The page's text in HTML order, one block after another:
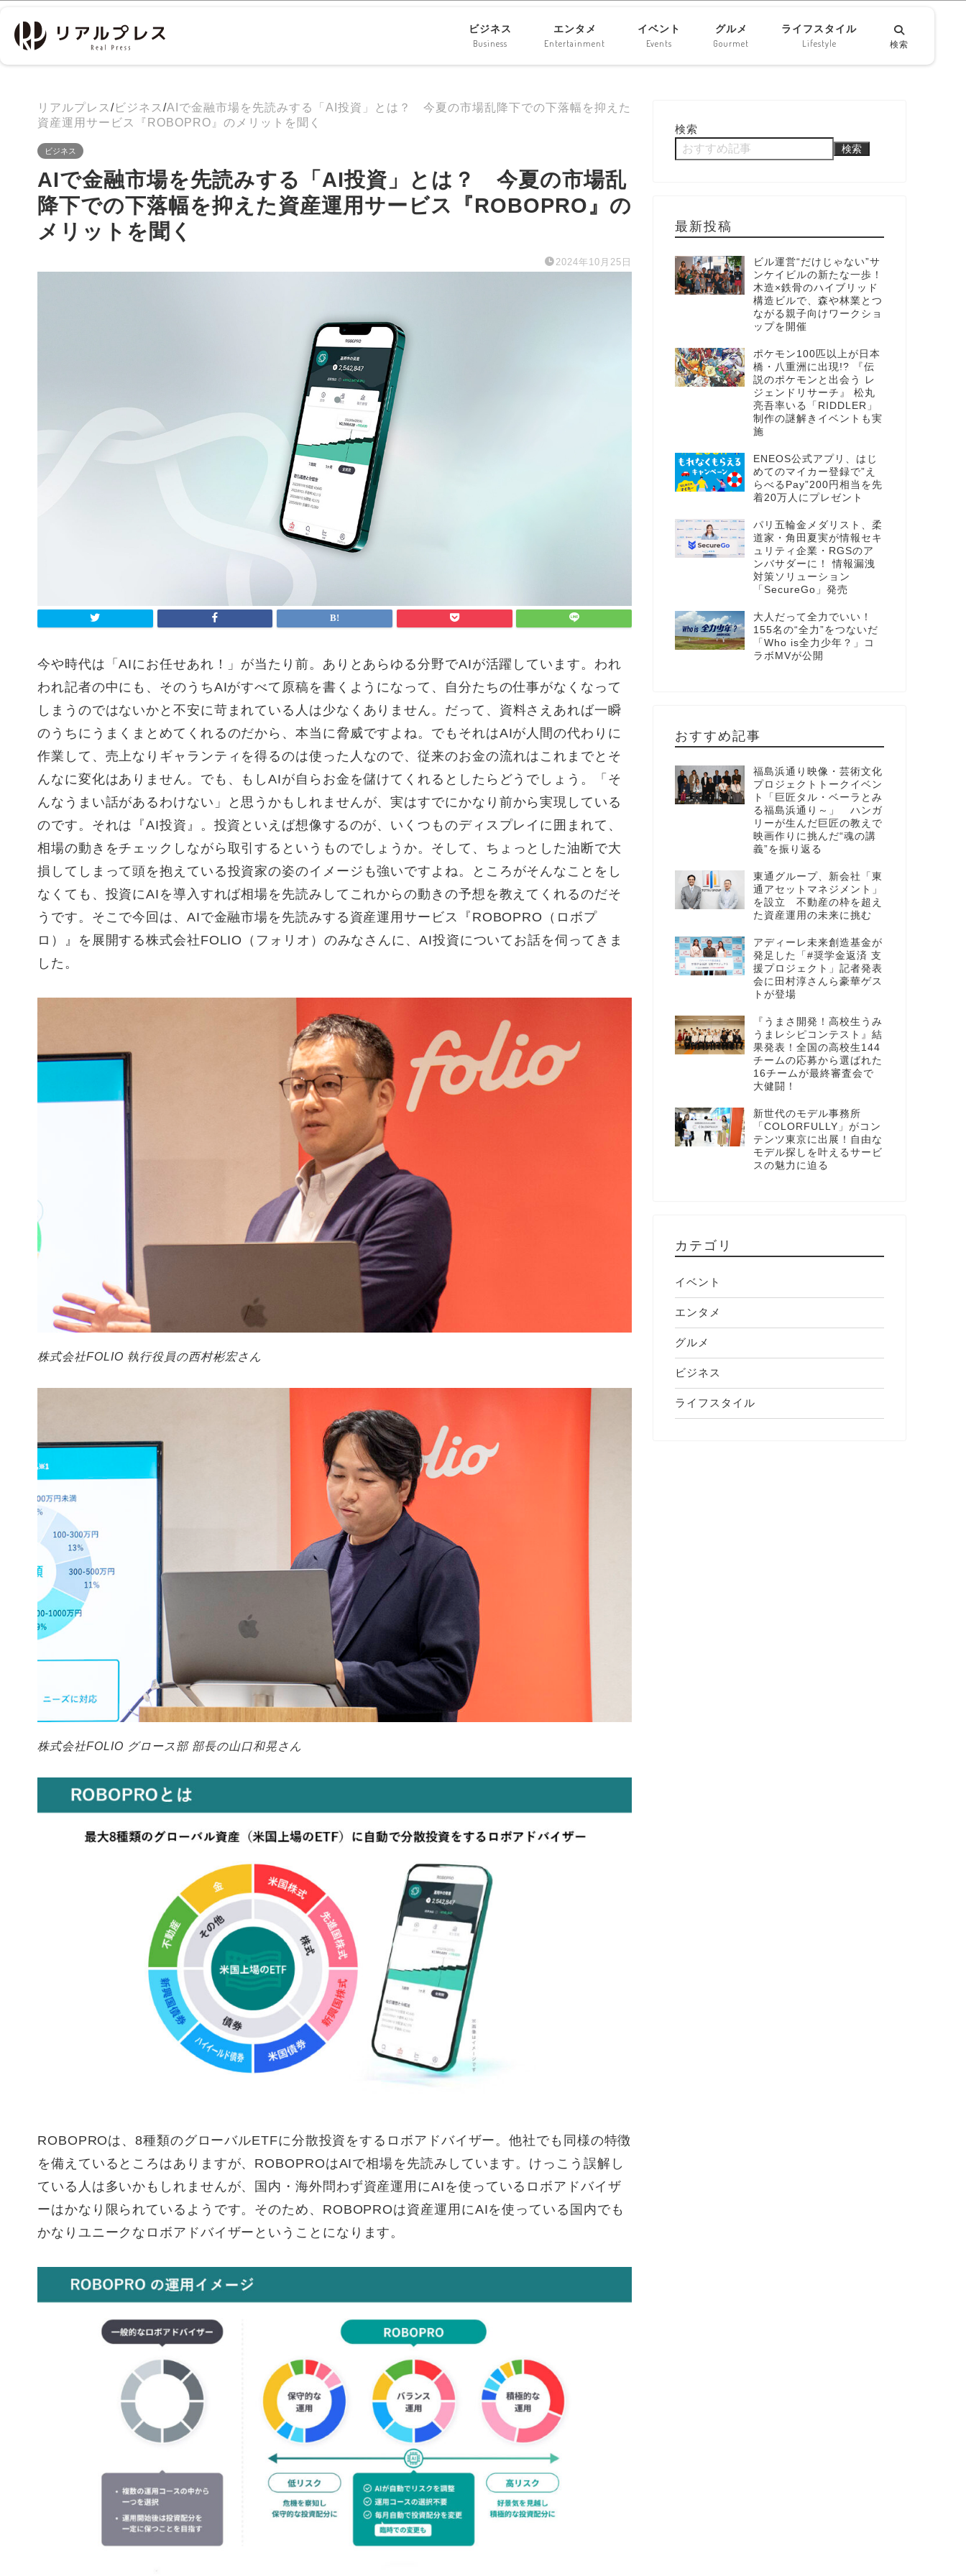
ビジネス
Business
エンタメ
Entertainment
イベント
Events
グルメ
Gourmet
ライフスタイル
Lifestyle 検索
リアルプレス /ビジネス /AIで金融市場を先読みする「AI投資」とは？ 今夏の市場乱降下での下落幅を抑えた
資産運用サービス『ROBOPRO』のメリットを聞く
ビジネス
AIで金融市場を先読みする「AI投資」とは？ 今夏の市場乱
降下での下落幅を抑えた資産運用サービス『ROBOPRO』の
メリットを聞く
2024年10月25日
今や時代は「AIにお任せあれ！」が当たり前。ありとあらゆる分野でAIが活躍しています。われ
われ記者の中にも、そのうちAIがすべて原稿を書くようになって、自分たちの仕事がなくなって
しまうのではないかと不安に苛まれている人は少なくありません。だって、資料さえあれば一瞬
のうちにうまくまとめてくれるのだから、本当に脅威ですよね。でもそれはAIが人間の代わりに
作業して、売上なりギャランティを得るのは使った人なので、従来のお金の流れはこれまでとそ
んなに変化はありません。でも、もしAIが自らお金を儲けてくれるとしたらどうでしょう。「そ
んなうまい話があるわけない」と思うかもしれませんが、実はすでにかなり前から実現している
のです。それは『AI投資』。投資といえば想像するのが、いくつものディスプレイに囲まれて、
相場の動きをチェックしながら取引するというものでしょうか。そして、ちょっとした油断で大
損してしまって頭を抱えている投資家の姿のイメージも強いですよね。ところがそんなことをし
なくても、投資にAIを導入すれば相場を先読みしてこれからの動きの予想を教えてくれるのだそ
うです。そこで今回は、AIで金融市場を先読みする資産運用サービス『ROBOPRO（ロボプ
ロ）』を展開する株式会社FOLIO（フォリオ）のみなさんに、AI投資についてお話を伺ってきま
した。
株式会社FOLIO 執行役員の西村彬宏さん
株式会社FOLIO グロース部 部長の山口和晃さん
ROBOPROは、8種類のグローバルETFに分散投資をするロボアドバイザー。他社でも同様の特徴
を備えているところはありますが、ROBOPROはAIで相場を先読みしています。けっこう誤解し
ている人は多いかもしれませんが、国内・海外問わず資産運用にAIを使っているロボアドバイザ
ーはかなり限られているようです。そのため、ROBOPROは資産運用にAIを使っている国内でも
かなりユニークなロボアドバイザーということになります。
検索
検索
最新投稿
ビル運営“だけじゃない”サ
ンケイビルの新たな一歩！
木造×鉄骨のハイブリッド
構造ビルで、森や林業とつ
ながる親子向けワークショ
ップを開催
ポケモン100匹以上が日本
橋・八重洲に出現!? 『伝
説のポケモンと出会う レ
ジェンドリサーチ』 松丸
亮吾率いる「RIDDLER」
制作の謎解きイベントも実
施
ENEOS公式アプリ、はじ
めてのマイカー登録で”え
らべるPay”200円相当を先
着20万人にプレゼント
パリ五輪金メダリスト、柔
道家・角田夏実が情報セキ
ュリティ企業・RGSのア
ンバサダーに！ 情報漏洩
対策ソリューション
「SecureGo」発売
大人だって全力でいい！
155名の“全力”をつないだ
「Who is全力少年？」コ
ラボMVが公開
おすすめ記事
福島浜通り映像・芸術文化
プロジェクトトークイベン
ト「巨匠タル・ベーラとみ
る福島浜通り～」 ハンガ
リーが生んだ巨匠の教えで
映画作りに挑んだ“魂の講
義”を振り返る
東通グループ、新会社「東
通アセットマネジメント」
を設立 不動産の枠を超え
た資産運用の未来に挑む
アディーレ未来創造基金が
発足した「#奨学金返済 支
援プロジェクト」記者発表
会に田村淳さんら豪華ゲス
トが登場
『うまさ開発！高校生うみ
うまレシピコンテスト』結
果発表！全国の高校生144
チームの応募から選ばれた
16チームが最終審査会で
大健闘！
新世代のモデル事務所
「COLORFULLY」がコン
テンツ東京に出展！自由な
モデル探しを叶えるサービ
スの魅力に迫る
カテゴリ
イベント
エンタメ
グルメ
ビジネス
ライフスタイル